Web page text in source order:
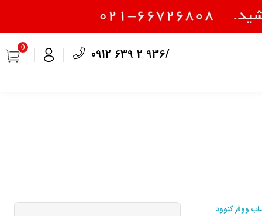
0912 639 2 936/
0
ووفر کنوود